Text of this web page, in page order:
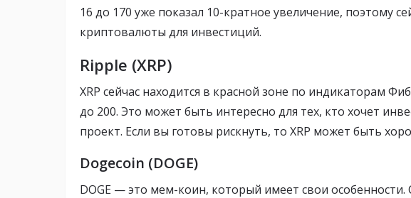
16 до 170 уже показал 10-кратное увеличение, поэтому
криптовалюты для инвестиций.
Ripple (XRP)
XRP сейчас находится в красной зоне по индикаторам
до 200. Это может быть интересно для тех, кто хочет
проект. Если вы готовы рискнуть, то XRP может быть
Dogecoin (DOGE)
DOGE — это мем-коин, который имеет свои особенности.